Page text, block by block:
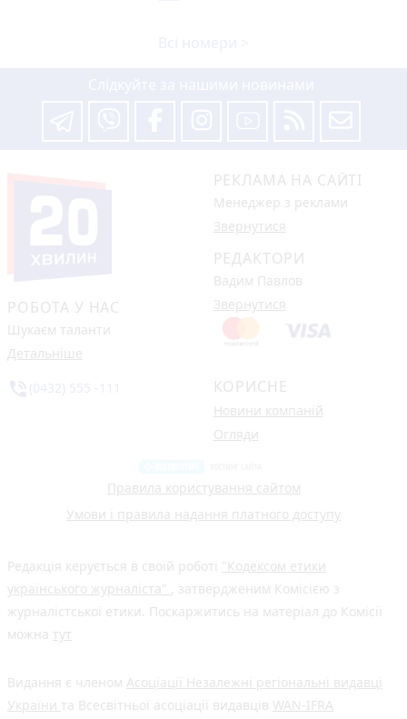
РОБОТА У НАС
Шукаєм таланти
Детальніше
РЕКЛАМА НА САЙТІ
Менеджер з реклами
Звернутися
РЕДАКТОРИ
Вадим Павлов
Звернутися
КОРИСНЕ
Новини компаній
Огляди
Правила користування сайтом
Умови і правила надання платного доступу
Редакція керується в своїй роботі "Кодексом етики
українського журналіста"
, затвердженим Комісією з
журналістської етики. Поскаржитись на матеріал до Комісії
можна тут
Видання є членом Асоціації Незалежні регіональні видавці
України та Всесвітньої асоціації видавців WAN-IFRA